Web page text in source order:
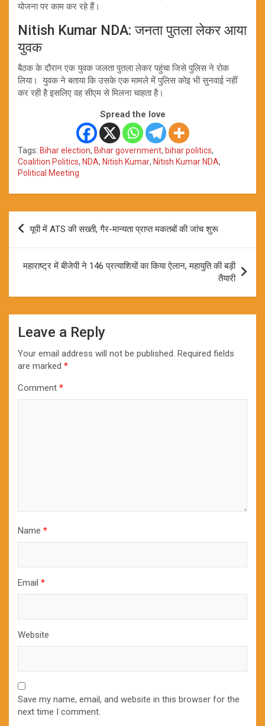
योजना पर काम कर रहे हैं।
Nitish Kumar NDA: जनता पुतला लेकर आया
युवक
बैठक के दौरान एक युवक जलता पुतला लेकर पहुंचा जिसे पुलिस ने रोक
लिया। युवक ने बताया कि उसके एक मामले में पुलिस कोइ भी सुनवाई नहीं
कर रही है इसलिए वह सीएम से मिलना चाहता है।
Spread the love
Tags: Bihar election, Bihar government, bihar politics,
Coalition Politics, NDA, Nitish Kumar, Nitish Kumar NDA,
Political Meeting
Post
navigation
यूपी में ATS की सख्ती, गैर-मान्यता प्राप्त मकतबों की जांच शुरू
महाराष्ट्र में बीजेपी ने 146 प्रत्याशियों का किया ऐलान, महायुति की बड़ी
तैयारी
Leave a Reply
Your email address will not be published. Required fields
are marked *
Comment *
Name *
Email *
Website
Save my name, email, and website in this browser for the
next time I comment.